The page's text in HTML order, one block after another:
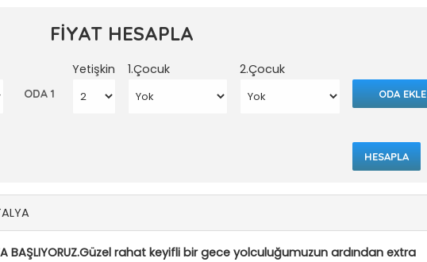
FİYAT HESAPLA
ODA 1
Yetişkin 1.Çocuk 2.Çocuk
ODA EKLE
HESAPLA
BAŞLIYORUZ.Güzel rahat keyifli bir gece yolculuğumuzun ardından extra